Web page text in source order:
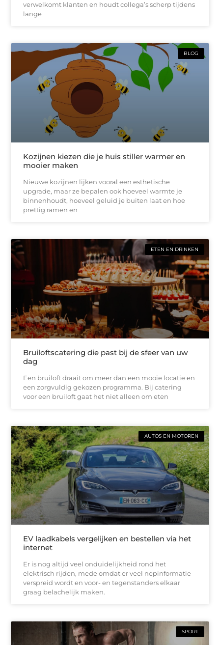
verwelkomt klanten en houdt collega’s scherp tijdens
lange
BLOG
Kozijnen kiezen die je huis stiller warmer en
mooier maken
Nieuwe kozijnen lijken vooral een esthetische
upgrade, maar ze bepalen ook hoeveel warmte je
binnenhoudt, hoeveel geluid je buiten laat en hoe
prettig ramen en
ETEN EN DRINKEN
Bruiloftscatering die past bij de sfeer van uw
dag
Een bruiloft draait om meer dan een mooie locatie en
een zorgvuldig gekozen programma. Bij catering
voor een bruiloft gaat het niet alleen om eten
AUTOS EN MOTOREN
EV laadkabels vergelijken en bestellen via het
internet
Er is nog altijd veel onduidelijkheid rond het
elektrisch rijden, mede omdat er veel nepinformatie
verspreid wordt en voor- en tegenstanders elkaar
graag belachelijk maken.
SPORT